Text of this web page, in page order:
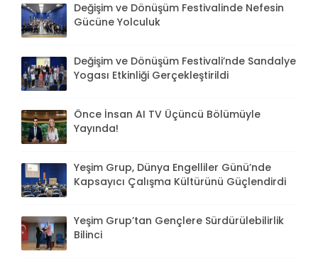
Değişim ve Dönüşüm Festivalinde Nefesin
Gücüne Yolculuk
Değişim ve Dönüşüm Festivali’nde Sandalye
Yogası Etkinliği Gerçekleştirildi
Önce İnsan AI TV Üçüncü Bölümüyle
Yayında!
Yeşim Grup, Dünya Engelliler Günü’nde
Kapsayıcı Çalışma Kültürünü Güçlendirdi
Yeşim Grup’tan Gençlere Sürdürülebilirlik
Bilinci